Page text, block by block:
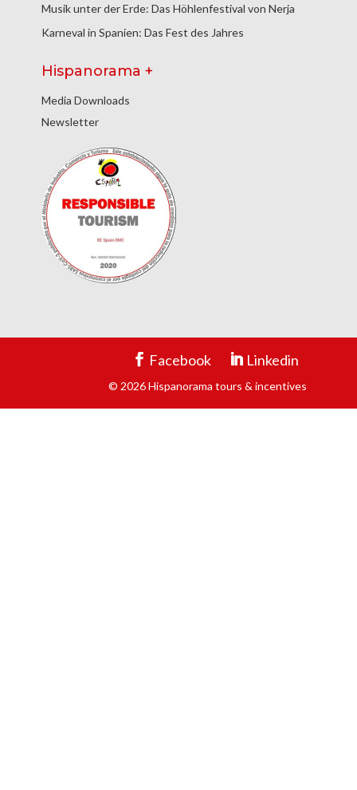
Musik unter der Erde: Das Höhlenfestival von Nerja
Karneval in Spanien: Das Fest des Jahres
Hispanorama +
Media Downloads
Newsletter
Facebook Linkedin
© 2026 Hispanorama tours & incentives